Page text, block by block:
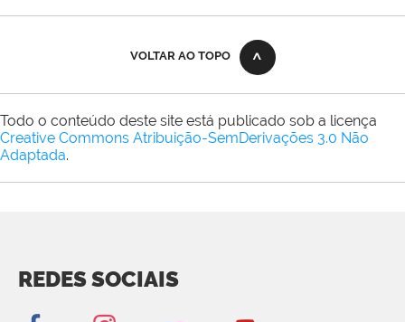
VOLTAR AO TOPO
Todo o conteúdo deste site está publicado sob a licença
Creative Commons Atribuição-SemDerivações 3.0 Não
Adaptada.
REDES SOCIAIS